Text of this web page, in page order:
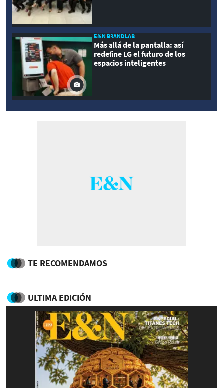
E&N BRANDLAB
Más allá de la pantalla: así
redefine LG el futuro de los
espacios inteligentes
TE RECOMENDAMOS
ULTIMA EDICIÓN